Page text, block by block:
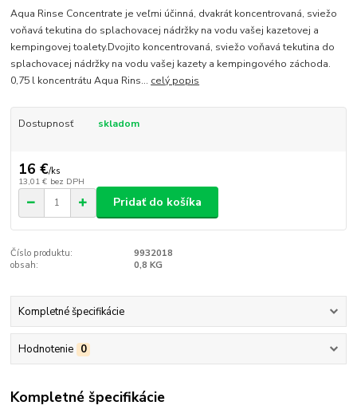
Aqua Rinse Concentrate je veľmi účinná, dvakrát koncentrovaná, sviežo
voňavá tekutina do splachovacej nádržky na vodu vašej kazetovej a
kempingovej toalety.Dvojito koncentrovaná, sviežo voňavá tekutina do
splachovacej nádržky na vodu vašej kazety a kempingového záchoda.
0,75 l koncentrátu Aqua Rins... celý popis
Dostupnosť skladom
16 €/ks
13,01 € bez DPH
Pridať do košíka
Číslo produktu:
9932018
obsah:
0,8 KG
Kompletné špecifikácie
Hodnotenie 0
Kompletné špecifikácie